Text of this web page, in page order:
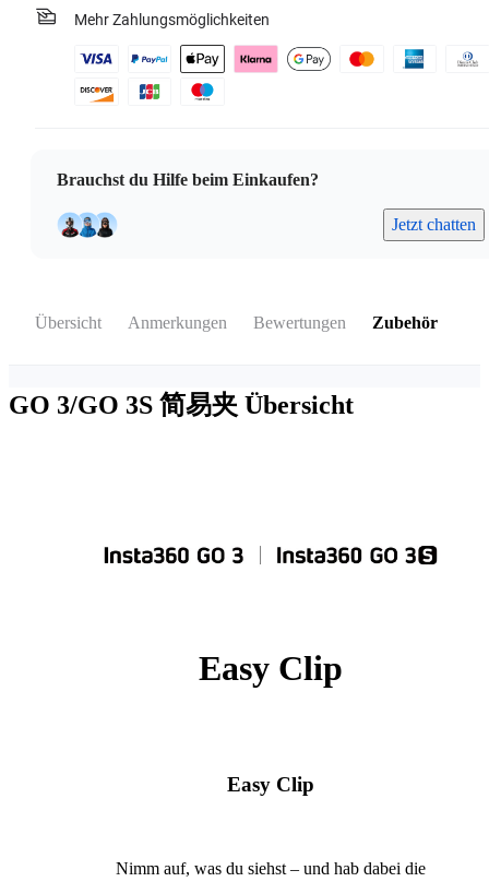
Mehr Zahlungsmöglichkeiten
Brauchst du Hilfe beim Einkaufen?
Jetzt chatten
Übersicht Anmerkungen Bewertungen Zubehör
GO 3/GO 3S 简易夹 Übersicht
Easy Clip
Easy Clip
Nimm auf, was du siehst – und hab dabei die